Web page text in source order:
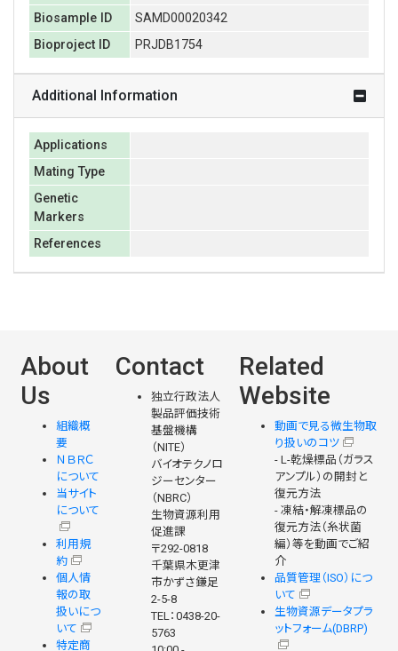
Biosample ID
SAMD00020342
Bioproject ID
PRJDB1754
Additional Information
Applications
Mating Type
Genetic
Markers
References
About
Us
組織概
要
ＮＢＲＣ
について
当サイト
について
利用規
約
個人情
報の取
扱いにつ
いて
特定商
Contact
独立行政法人
製品評価技術
基盤機構
（NITE）
バイオテクノロ
ジーセンター
（NBRC）
生物資源利用
促進課
〒292-0818
千葉県木更津
市かずさ鎌足
2-5-8
TEL：0438-20-
5763
Related
Website
動画で見る微生物取
り扱いのコツ
- L-乾燥標品（ガラス
アンプル）の開封と
復元方法
- 凍結・解凍標品の
復元方法（糸状菌
編）等を動画でご紹
介
品質管理（ISO）につ
いて
生物資源データプラ
ットフォーム(DBRP)